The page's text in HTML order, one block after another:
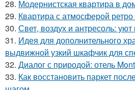
28. Модернистская квартира в
29. Квартира с атмосферой
30. Свет, воздух и антресоль: уют
31. Идея для дополнительного
выдвижной узкий шкафчик для
32. Диалог с природой: отель
33. Как восстановить паркет